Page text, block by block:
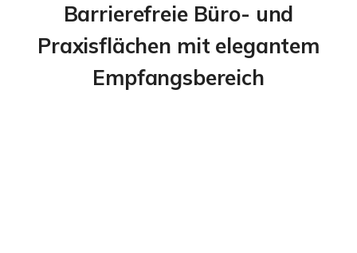
Barrierefreie Büro- und
Praxisflächen mit elegantem
Empfangsbereich